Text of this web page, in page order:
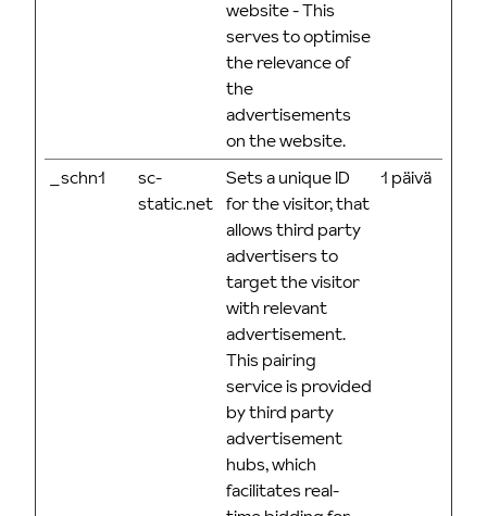
website - This
serves to optimise
the relevance of
the
advertisements
on the website.
_schn1
sc-
static.net
Sets a unique ID
for the visitor, that
allows third party
advertisers to
target the visitor
with relevant
advertisement.
This pairing
service is provided
by third party
advertisement
hubs, which
facilitates real-
1 päivä